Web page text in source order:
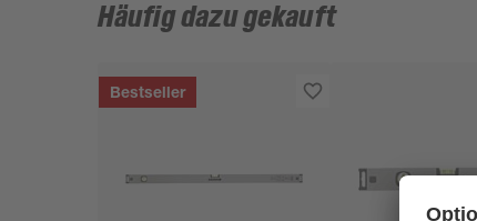
Häufig dazu gekauft
Bestseller